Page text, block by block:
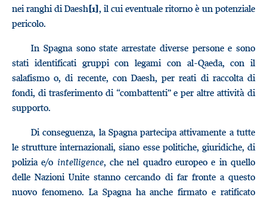
nei ranghi di Daesh[1], il cui eventuale ritorno è un potenziale
pericolo.
In Spagna sono state arrestate diverse persone e sono
stati identificati gruppi con legami con al-Qaeda, con il
salafismo o, di recente, con Daesh, per reati di raccolta di
fondi, di trasferimento di “combattenti” e per altre attività di
supporto.
Di conseguenza, la Spagna partecipa attivamente a tutte
le strutture internazionali, siano esse politiche, giuridiche, di
polizia e/o intelligence, che nel quadro europeo e in quello
delle Nazioni Unite stanno cercando di far fronte a questo
nuovo fenomeno. La Spagna ha anche firmato e ratificato